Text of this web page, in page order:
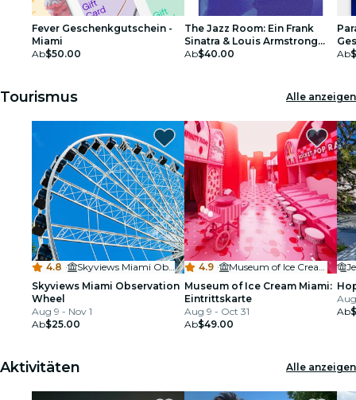
Fever Geschenkgutschein -
Miami
Ab$50.00
The Jazz Room: Ein Frank
Sinatra & Louis Armstrong
Tribut - Geschenkgutschein
Ab$40.00
Ab
Tourismus Alle anzeigen
4.8 ·
Skyviews Miami Observation Wheel
Skyviews Miami Observation
Wheel
Aug 9 - Nov 1
Ab$25.00
4.9 ·
Museum of Ice Cream Miami
Museum of Ice Cream Miami:
Eintrittskarte
Aug 9 - Oct 31
Ab$49.00
Ab
Aktivitäten Alle anzeigen